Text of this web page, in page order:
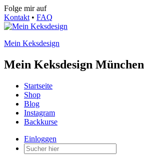
Folge mir auf
Kontakt • FAQ
Mein Keksdesign
Mein Keksdesign München
Startseite
Shop
Blog
Instagram
Backkurse
Einloggen